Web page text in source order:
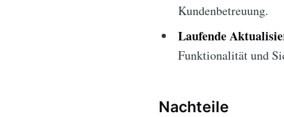
Kundenbetreuung.
Laufende
Funktionalität und
Nachteile